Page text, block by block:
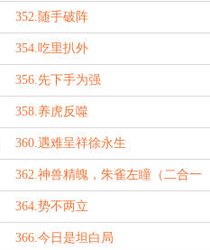
352.随手破阵
354.吃里扒外
356.先下手为强
358.养虎反噬
360.遇难呈祥徐永生
362.神兽精魄，朱雀左瞳（二合一
章节）
364.势不两立
366.今日是坦白局